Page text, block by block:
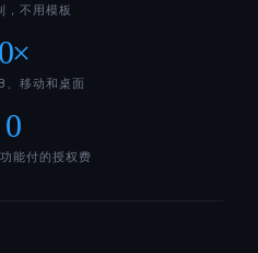
，不用模板
0×
、移动和桌面
0
能付的授权费